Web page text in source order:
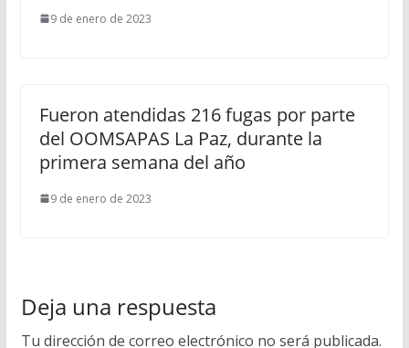
9 de enero de 2023
Fueron atendidas 216 fugas por parte
del OOMSAPAS La Paz, durante la
primera semana del año
9 de enero de 2023
Deja una respuesta
Tu dirección de correo electrónico no será publicada.